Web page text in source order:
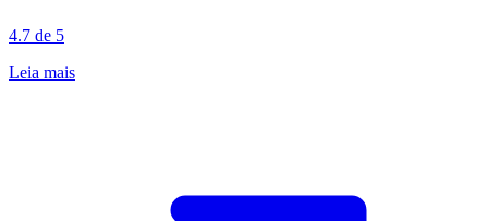
4.7 de 5
Leia mais